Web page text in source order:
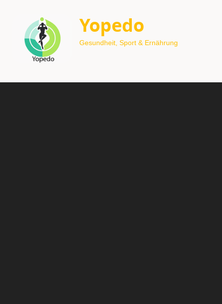
Yopedo
Gesundheit, Sport & Ernährung